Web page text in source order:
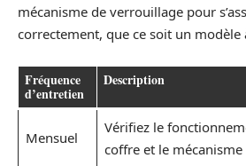
mécanisme de verrouillage pour
correctement, que ce soit un modèle
Fréquence
d’entretien
Description
Mensuel
Vérifiez le
coffre et le